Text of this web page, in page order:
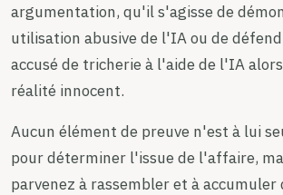
argumentation, qu'il s'agisse de
utilisation abusive de l'IA ou de
accusé de tricherie à l'aide de l'IA
réalité innocent.
Aucun élément de preuve n'est à lui
pour déterminer l'issue de l'affaire,
parvenez à rassembler et à accumuler